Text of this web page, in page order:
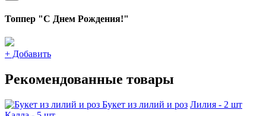
Топпер "С Днем Рождения!"
+ Добавить
Рекомендованные товары
Букет из лилий и роз Лилия - 2 шт